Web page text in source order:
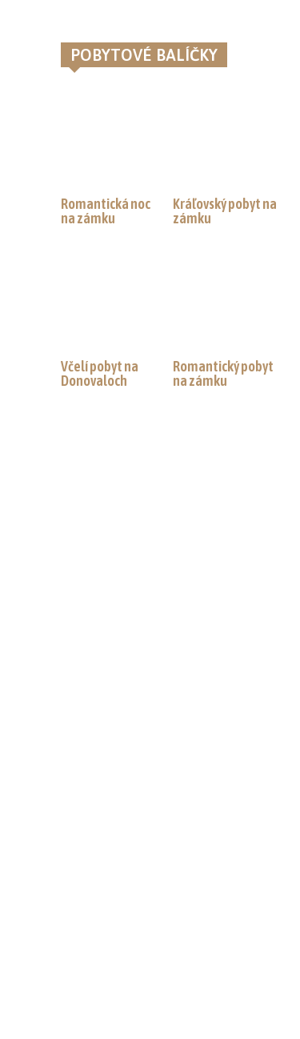
POBYTOVÉ BALÍČKY
Romantická noc
na zámku
Kráľovský pobyt na
zámku
Včelí pobyt na
Donovaloch
Romantický pobyt
na zámku